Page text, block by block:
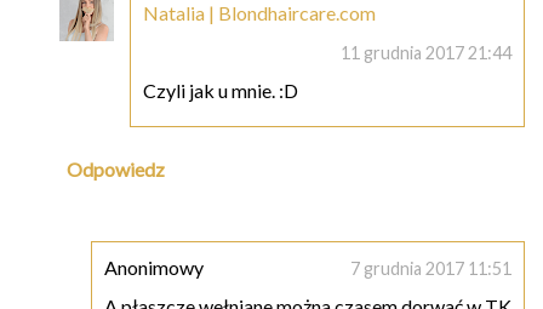
Natalia | Blondhaircare.com
11 grudnia 2017 21:44
Czyli jak u mnie. :D
Odpowiedz
Anonimowy 7 grudnia 2017 11:51